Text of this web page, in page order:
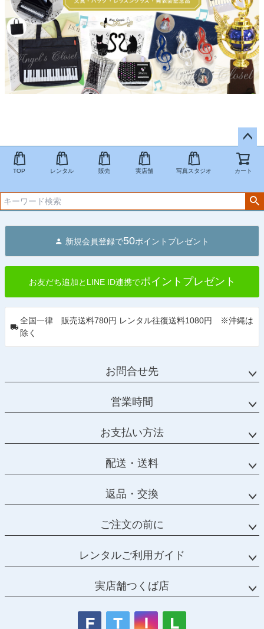
ペー
ジト
TOP レンタル 販売 実店舗 写真スタジオ カート
新規会員登録で50ポイントプレゼント
お友だち追加とLINE ID連携でポイントプレゼント
全国一律 販売送料780円 レンタル往復送料1080円 ※沖縄は
除く
お問合せ先
営業時間
お支払い方法
配送・送料
返品・交換
ご注文の前に
レンタルご利用ガイド
実店舗つくば店